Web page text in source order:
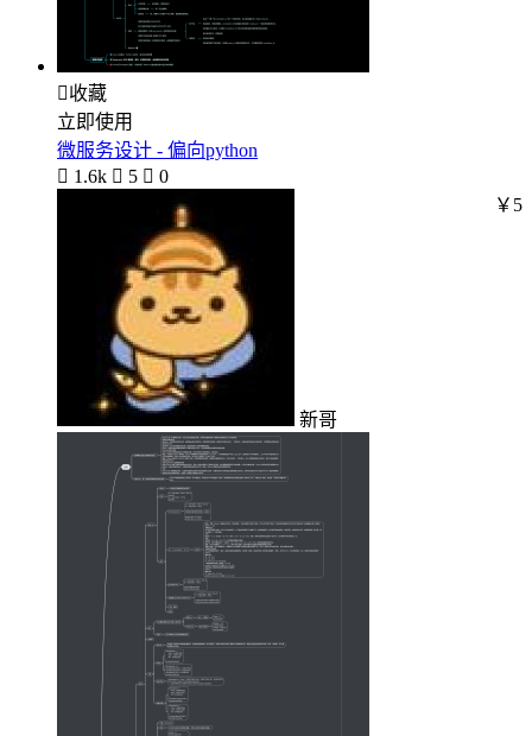
收藏
立即使用
微服务设计 - 偏向python
 1.6k  5  0
新哥
￥5